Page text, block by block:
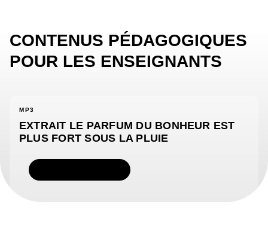
CONTENUS PÉDAGOGIQUES
POUR LES ENSEIGNANTS
MP3
EXTRAIT LE PARFUM DU BONHEUR EST
PLUS FORT SOUS LA PLUIE